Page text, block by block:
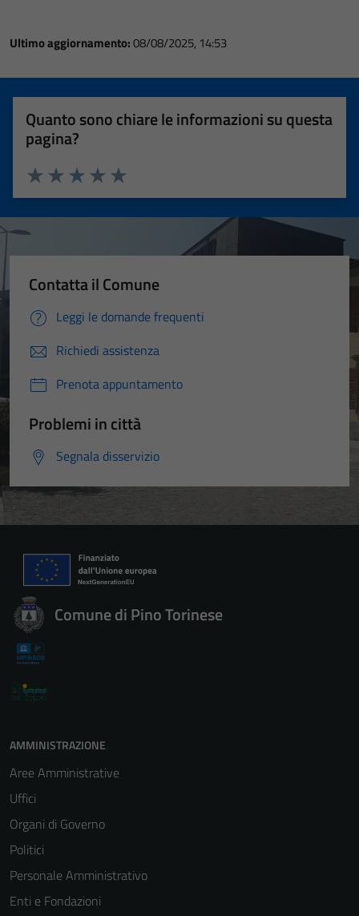
Ultimo aggiornamento:08/08/2025, 14:53
Quanto sono chiare le informazioni su questa
pagina?
Valuta 5 stelle su 5
Valuta 4 stelle su 5
Valuta 3 stelle su 5
Valuta 2 stelle su 5
Valuta 1 stelle su 5
Contatta il Comune
Leggi le domande frequenti
Richiedi assistenza
Prenota appuntamento
Problemi in città
Segnala disservizio
Comune di Pino Torinese
AMMINISTRAZIONE
Aree Amministrative
Uffici
Organi di Governo
Politici
Personale Amministrativo
Enti e Fondazioni